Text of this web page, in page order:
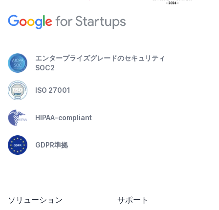
エンタープライズグレードのセキュリティ
SOC2
ISO 27001
HIPAA-compliant
GDPR準拠
ソリューション
サポート